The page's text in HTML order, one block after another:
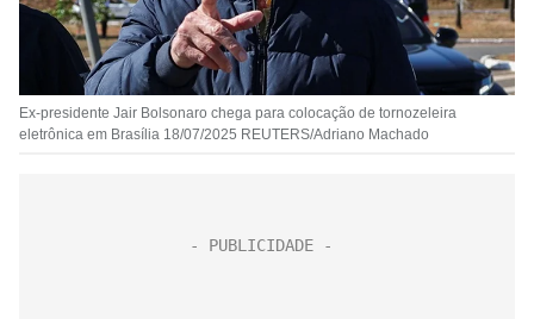
Ex-presidente Jair Bolsonaro chega para colocação de tornozeleira
eletrônica em Brasília 18/07/2025 REUTERS/Adriano Machado